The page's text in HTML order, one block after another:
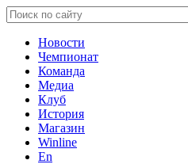
Новости
Чемпионат
Команда
Медиа
Клуб
История
Магазин
Winline
En